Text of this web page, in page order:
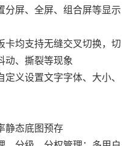
分屏、全屏、组合屏等显示
卡均支持无缝交叉切换，切
动、撕裂等现象
义设置文字字体、大小、
静态底图预存